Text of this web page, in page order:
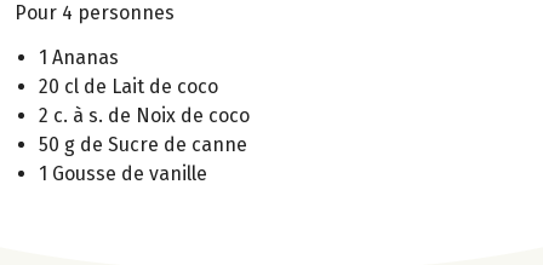
Pour 4 personnes
1 Ananas
20 cl de Lait de coco
2 c. à s. de Noix de coco
50 g de Sucre de canne
1 Gousse de vanille